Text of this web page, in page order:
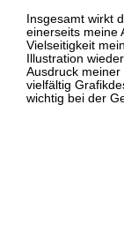
Insgesamt wirkt
einerseits meine
Vielseitigkeit
Illustration
Ausdruck
vielfältig
wichtig bei der